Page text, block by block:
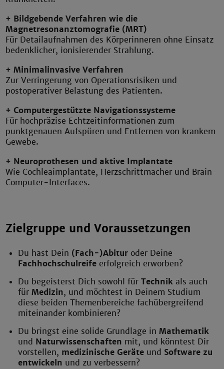
+ Bildgebende Verfahren wie die
Magnetresonanztomografie (MRT)
Für Detailaufnahmen des Körperinneren ohne Einsatz
bedenklicher, ionisierender Strahlung.
+ Minimalinvasive Verfahren
Zur Verringerung von Operationsrisiken und
postoperativer Belastung des Patienten.
+ Computergestützte Navigationssysteme
Für hochpräzise Echtzeitinformationen zum
punktgenauen Aufspüren und Entfernen von krankem
Gewebe.
+ Neuroprothesen und aktive Implantate
Wie Cochleaimplantate, Herzschrittmacher und Brain-
Computer-Interfaces.
Zielgruppe und Voraussetzungen
Du hast Dein (Fach-)Abitur oder Deine
Fachhochschulreife erfolgreich erworben?
Du begeisterst Dich sowohl fürTechnik als auch
fürMedizin, und möchtest in Deinem Studium
diese beiden Themenbereiche fachübergreifend
miteinander kombinieren?
Du bringst eine solide Grundlage inMathematik
und Naturwissenschaften mit, und könntest Dir
vorstellen, medizinische Geräte und Software zu
entwickeln und zu verbessern?